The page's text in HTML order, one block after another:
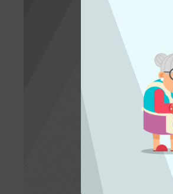
Här kan du se
Licens krävs
Registrering
Okänd